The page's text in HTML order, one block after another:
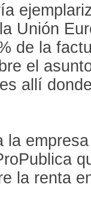
Unión
de la
el
allí
la
la renta